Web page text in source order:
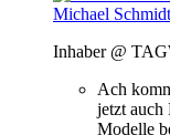
Michael Schmidt
Inhaber @
Ach
jetzt auch
Modelle